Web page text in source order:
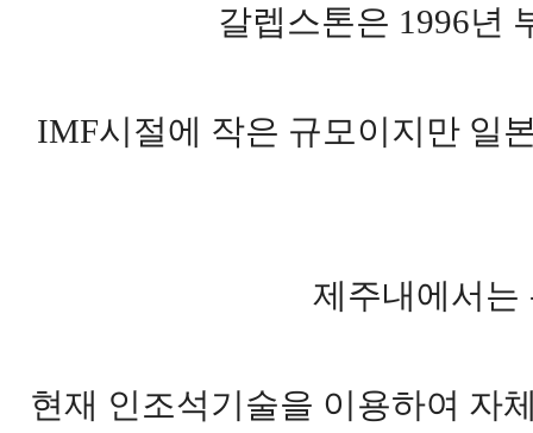
갈렙스톤은 1996년
IMF시절에 작은 규모이지만 일
제주내에서는
현재 인조석기술을 이용하여 자